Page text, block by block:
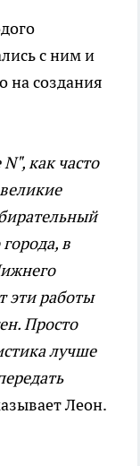
с ним и
на создания
как часто
в
эти работы
Просто
лучше
Леон.